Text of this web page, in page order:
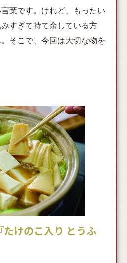
葉です。けれど、もったい
すぎて持て余している方
そこで、今回は大切な物を
けのこ入り とうふ